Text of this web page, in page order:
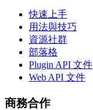
快速上手
用法與技巧
資源社群
部落格
Plugin API 文件
Web API 文件
商務合作